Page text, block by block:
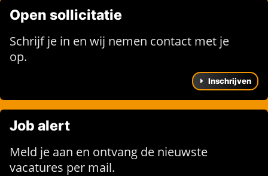
Open sollicitatie
Schrijf je in en wij nemen contact met je
op.
Inschrijven
Job alert
Meld je aan en ontvang de nieuwste
vacatures per mail.